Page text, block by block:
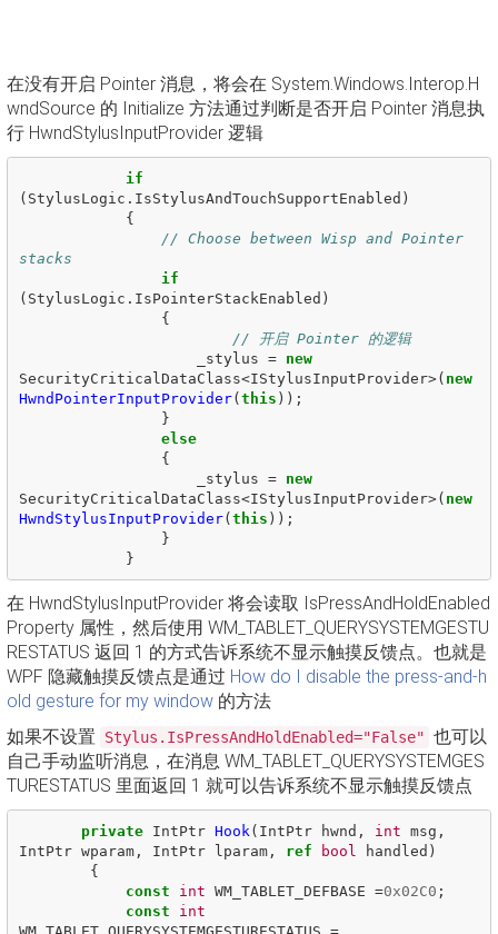
在没有开启 Pointer 消息，将会在 System.Windows.Interop.H
wndSource 的 Initialize 方法通过判断是否开启 Pointer 消息执
行 HwndStylusInputProvider 逻辑
if
( StylusLogic . IsStylusAndTouchSupportEnabled )
{
// Choose between Wisp and Pointer
stacks
if
( StylusLogic . IsPointerStackEnabled )
{
// 开启 Pointer 的逻辑
_stylus =
new
SecurityCriticalDataClass<IStylusInputProvider>( new
HwndPointerInputProvider( this ));
}
else
{
_stylus =
new
SecurityCriticalDataClass<IStylusInputProvider>( new
HwndStylusInputProvider( this ));
}
}
在 HwndStylusInputProvider 将会读取 IsPressAndHoldEnabled
Property 属性，然后使用 WM_TABLET_QUERYSYSTEMGESTU
RESTATUS 返回 1 的方式告诉系统不显示触摸反馈点。也就是
WPF 隐藏触摸反馈点是通过 How do I disable the press-and-h
old gesture for my window 的方法
如果不设置
Stylus.IsPressAndHoldEnabled="False" 也可以
自己手动监听消息，在消息 WM_TABLET_QUERYSYSTEMGES
TURESTATUS 里面返回 1 就可以告诉系统不显示触摸反馈点
private IntPtr Hook ( IntPtr hwnd , int msg ,
IntPtr wparam, IntPtr lparam, ref bool handled )
{
const
int WM_TABLET_DEFBASE =0x02C0 ;
const
int